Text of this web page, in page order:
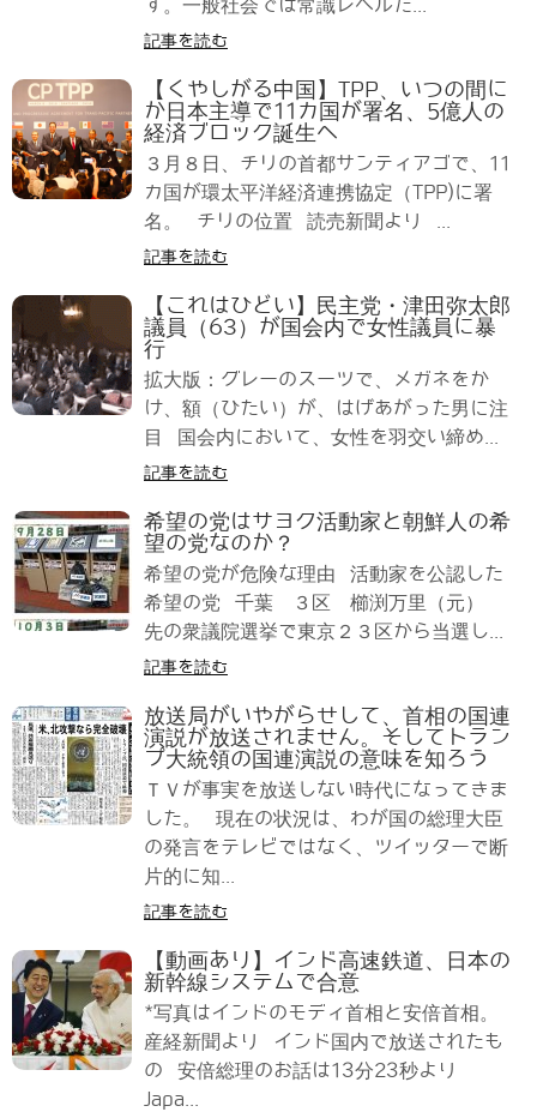
す。一般社会では常識レベルだ...
記事を読む
【くやしがる中国】TPP、いつの間に
か日本主導で11カ国が署名、5億人の
経済ブロック誕生へ
３月８日、チリの首都サンティアゴで、11
カ国が環太平洋経済連携協定（TPP)に署
名。 チリの位置 読売新聞より ...
記事を読む
【これはひどい】民主党・津田弥太郎
議員（63）が国会内で女性議員に暴
行
拡大版：グレーのスーツで、メガネをか
け、額（ひたい）が、はげあがった男に注
目 国会内において、女性を羽交い締め...
記事を読む
希望の党はサヨク活動家と朝鮮人の希
望の党なのか？
希望の党が危険な理由 活動家を公認した
希望の党 千葉 ３区 櫛渕万里（元）
先の衆議院選挙で東京２３区から当選し...
記事を読む
放送局がいやがらせして、首相の国連
演説が放送されません。そしてトラン
プ大統領の国連演説の意味を知ろう
ＴＶが事実を放送しない時代になってきま
した。 現在の状況は、わが国の総理大臣
の発言をテレビではなく、ツイッターで断
片的に知...
記事を読む
【動画あり】インド高速鉄道、日本の
新幹線システムで合意
*写真はインドのモディ首相と安倍首相。
産経新聞より インド国内で放送されたも
の 安倍総理のお話は13分23秒より
Japa...